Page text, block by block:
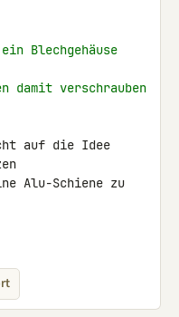
Blechgehäuse
damit verschrauben
auf die Idee
Alu-Schiene zu